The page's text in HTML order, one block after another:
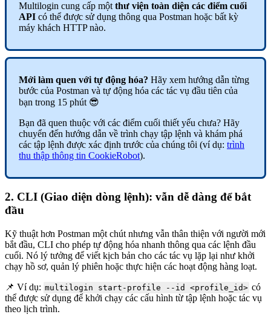
Multilogin cung cấp một thư viện toàn diện các điểm cuối
API có thể được sử dụng thông qua Postman hoặc bất kỳ
máy khách HTTP nào.
Mới làm quen với tự động hóa? Hãy xem hướng dẫn từng
bước của Postman và tự động hóa các tác vụ đầu tiên của
bạn trong 15 phút 😎
Bạn đã quen thuộc với các điểm cuối thiết yếu chưa? Hãy
chuyển đến hướng dẫn về trình chạy tập lệnh và khám phá
các tập lệnh được xác định trước của chúng tôi (ví dụ: trình
thu thập thông tin CookieRobot).
2. CLI (Giao diện dòng lệnh): vẫn dễ dàng để bắt
đầu
Kỹ thuật hơn Postman một chút nhưng vẫn thân thiện với người mới
bắt đầu, CLI cho phép tự động hóa nhanh thông qua các lệnh đầu
cuối. Nó lý tưởng để viết kịch bản cho các tác vụ lặp lại như khởi
chạy hồ sơ, quản lý phiên hoặc thực hiện các hoạt động hàng loạt.
📌 Ví dụ: multilogin start-profile --id <profile_id> có
thể được sử dụng để khởi chạy các cấu hình từ tập lệnh hoặc tác vụ
theo lịch trình.